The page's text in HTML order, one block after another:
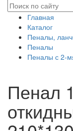
Главная
Каталог
Пеналы,
Пеналы
Пеналы с 2-
Пенал